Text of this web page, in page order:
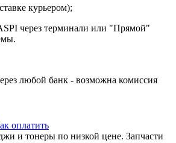
курьером);
через терминали или "Прямой"
любой банк - возможна комиссия
оплатить
и тонеры по низкой цене. Запчасти